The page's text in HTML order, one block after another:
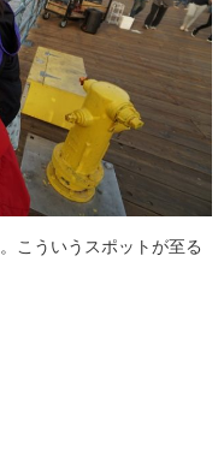
こういうスポットが至る